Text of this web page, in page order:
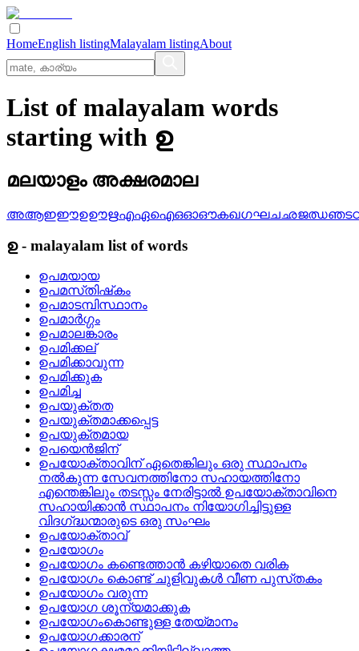
HomeEnglish listingMalayalam listingAbout
List of malayalam words
starting with ഉ
മലയാളം അക്ഷരമാല
അആഇഈഉഊഋഎഏഐഒഓഔകഖഗഘചഛജഝഞട
ഉ- malayalam list of words
ഉപമയായ
ഉപമസ്‌തിഷ്‌കം
ഉപമാടമ്പിസ്ഥാനം
ഉപമാര്‍ഗ്ഗം
ഉപമാലങ്കാരം
ഉപമിക്കല്
ഉപമിക്കാവുന്ന
ഉപമിക്കുക
ഉപമിച്ച
ഉപയുക്തത
ഉപയുക്തമാക്കപ്പെട്ട
ഉപയുക്തമായ
ഉപയെന്‍ജിന്
ഉപയോക്താവിന്‌ ഏതെങ്കിലും ഒരു സ്ഥാപനം
നല്‍കുന്ന സേവനത്തിനോ സഹായത്തിനോ
എന്തെങ്കിലും തടസ്സം നേരിട്ടാല്‍ ഉപയോക്താവിനെ
സഹായിക്കാന്‍ സ്ഥാപനം നിയോഗിച്ചിട്ടുള്ള
വിദഗ്‌ദ്ധന്മാരുടെ ഒരു സംഘം
ഉപയോക്താവ്
ഉപയോഗം
ഉപയോഗം കണ്ടെത്താന്‍ കഴിയാതെ വരിക
ഉപയോഗം കൊണ്ട്‌ ചുളിവുകള്‍ വീണ പുസ്‌തകം
ഉപയോഗം വരുന്ന
ഉപയോഗ ശൂന്യമാക്കുക
ഉപയോഗംകൊണ്ടുള്ള തേയ്‌മാനം
ഉപയോഗക്കാരന്